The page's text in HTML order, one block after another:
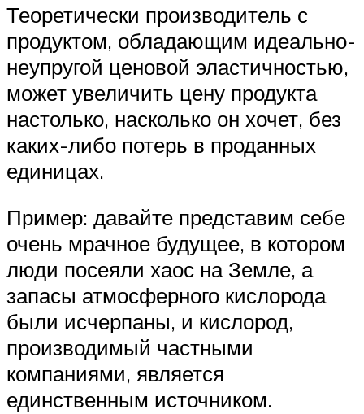
Теоретически производитель с
продуктом, обладающим идеально-
неупругой ценовой эластичностью,
может увеличить цену продукта
настолько, насколько он хочет, без
каких-либо потерь в проданных
единицах.
Пример: давайте представим себе
очень мрачное будущее, в котором
люди посеяли хаос на Земле, а
запасы атмосферного кислорода
были исчерпаны, и кислород,
производимый частными
компаниями, является
единственным источником.